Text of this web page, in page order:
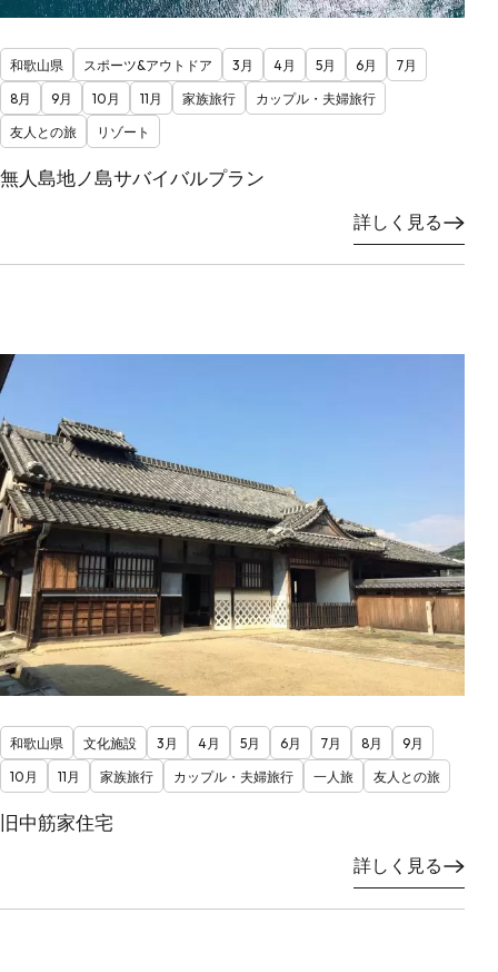
和歌山県 スポーツ&アウトドア 3月 4月 5月 6月
7月
8月
9月 10月 11月 家族旅行
カップル・夫婦旅行
友人との旅
リゾート
無人島地ノ島サバイバルプラン
詳しく見る
和歌山県 文化施設 3月 4月 5月 6月 7月 8月
9月
10月
11月 家族旅行 カップル・夫婦旅行 一人旅 友人との旅
旧中筋家住宅
詳しく見る